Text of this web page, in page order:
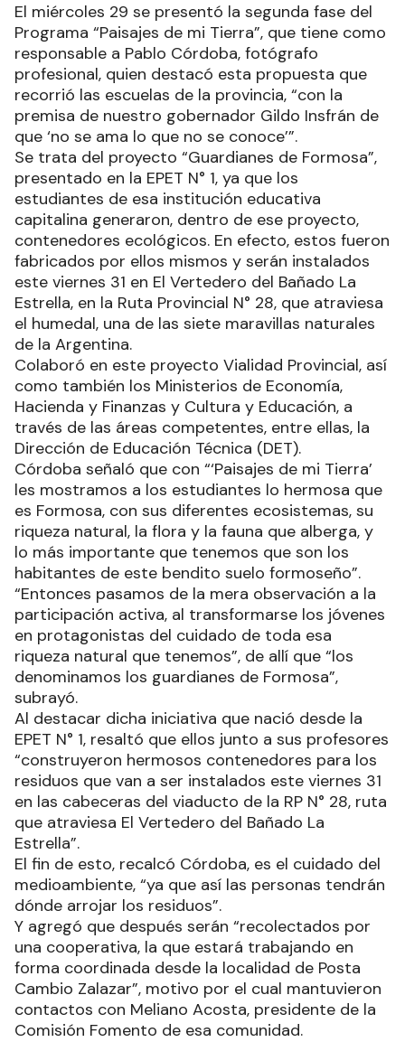
El miércoles 29 se presentó la segunda fase del
Programa “Paisajes de mi Tierra”, que tiene como
responsable a Pablo Córdoba, fotógrafo
profesional, quien destacó esta propuesta que
recorrió las escuelas de la provincia, “con la
premisa de nuestro gobernador Gildo Insfrán de
que ‘no se ama lo que no se conoce’”.
Se trata del proyecto “Guardianes de Formosa”,
presentado en la EPET N° 1, ya que los
estudiantes de esa institución educativa
capitalina generaron, dentro de ese proyecto,
contenedores ecológicos. En efecto, estos fueron
fabricados por ellos mismos y serán instalados
este viernes 31 en El Vertedero del Bañado La
Estrella, en la Ruta Provincial N° 28, que atraviesa
el humedal, una de las siete maravillas naturales
de la Argentina.
Colaboró en este proyecto Vialidad Provincial, así
como también los Ministerios de Economía,
Hacienda y Finanzas y Cultura y Educación, a
través de las áreas competentes, entre ellas, la
Dirección de Educación Técnica (DET).
Córdoba señaló que con “‘Paisajes de mi Tierra’
les mostramos a los estudiantes lo hermosa que
es Formosa, con sus diferentes ecosistemas, su
riqueza natural, la flora y la fauna que alberga, y
lo más importante que tenemos que son los
habitantes de este bendito suelo formoseño”.
“Entonces pasamos de la mera observación a la
participación activa, al transformarse los jóvenes
en protagonistas del cuidado de toda esa
riqueza natural que tenemos”, de allí que “los
denominamos los guardianes de Formosa”,
subrayó.
Al destacar dicha iniciativa que nació desde la
EPET N° 1, resaltó que ellos junto a sus profesores
“construyeron hermosos contenedores para los
residuos que van a ser instalados este viernes 31
en las cabeceras del viaducto de la RP N° 28, ruta
que atraviesa El Vertedero del Bañado La
Estrella”.
El fin de esto, recalcó Córdoba, es el cuidado del
medioambiente, “ya que así las personas tendrán
dónde arrojar los residuos”.
Y agregó que después serán “recolectados por
una cooperativa, la que estará trabajando en
forma coordinada desde la localidad de Posta
Cambio Zalazar”, motivo por el cual mantuvieron
contactos con Meliano Acosta, presidente de la
Comisión Fomento de esa comunidad.